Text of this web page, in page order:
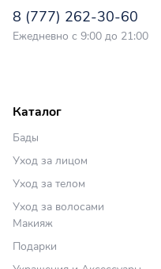
8 (777) 262-30-60
Ежедневно с 9:00 до 21:00
Каталог
Бады
Уход за лицом
Уход за телом
Уход за волосами
Макияж
Подарки